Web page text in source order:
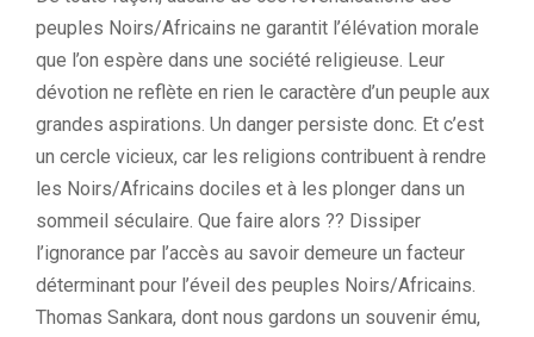
peuples Noirs/Africains ne garantit l’élévation morale
que l’on espère dans une société religieuse. Leur
dévotion ne reflète en rien le caractère d’un peuple aux
grandes aspirations. Un danger persiste donc. Et c’est
un cercle vicieux, car les religions contribuent à rendre
les Noirs/Africains dociles et à les plonger dans un
sommeil séculaire. Que faire alors ?? Dissiper
l’ignorance par l’accès au savoir demeure un facteur
déterminant pour l’éveil des peuples Noirs/Africains.
Thomas Sankara, dont nous gardons un souvenir ému,